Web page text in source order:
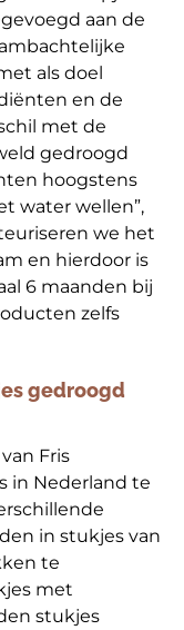
aan de
als doel
en de
met de
gedroogd
hoogstens
water wellen”,
we het
en hierdoor is
6 maanden bij
zelfs
gedroogd
Fris
in Nederland te
in stukjes van
te
met
stukjes